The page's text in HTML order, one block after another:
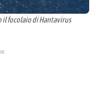
il focolaio di Hantavirus